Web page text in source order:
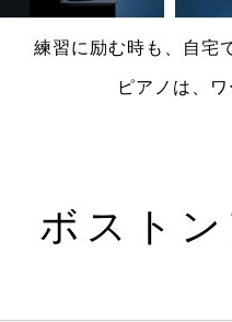
練習に励む時も、自宅
ピアノは、
ボスト